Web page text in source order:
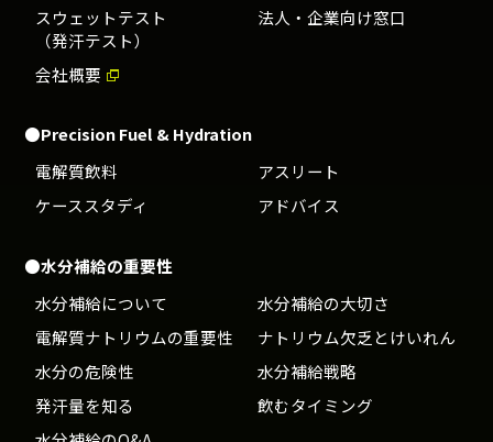
スウェットテスト
（発汗テスト）
法人・企業向け窓口
会社概要
●Precision Fuel & Hydration
電解質飲料
アスリート
ケーススタディ
アドバイス
●水分補給の重要性
水分補給について
水分補給の大切さ
電解質ナトリウムの重要性
ナトリウム欠乏とけいれん
水分の危険性
水分補給戦略
発汗量を知る
飲むタイミング